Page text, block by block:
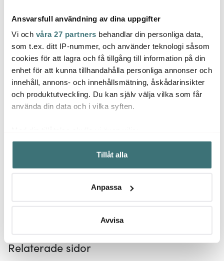
Ansvarsfull användning av dina uppgifter
Vi och våra 27 partners behandlar din personliga data,
som t.ex. ditt IP-nummer, och använder teknologi såsom
cookies för att lagra och få tillgång till information på din
enhet för att kunna tillhandahålla personliga annonser och
innehåll, annons- och innehållsmätning, åskådarinsikter
och produktutveckling. Du kan själv välja vilka som får
använda din data och i vilka syften.
Samla in information om din geografiska plats som
kan ha en noggrannhet på upp till flera meter
Identifiera din enhet genom att aktivt skanna den för
Ta reda på mer om hur dina personliga uppgifter
Du kan ändra eller dra tillbaka ditt samtycke när som
Vi använder cookies för att innehållet och annonserna
Tillåt alla
Anpassa
Avvisa
Samuel Groves
Classic Stainless kastrull
med lock 2 L
1899 kr
Samuel Groves
Copper Induction
kastrull med lock 1,5 L
2849 kr
Låt dig inspireras av våra kunder
Relaterade sidor